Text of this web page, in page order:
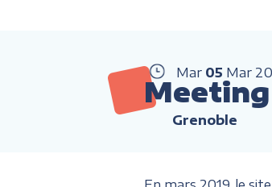
Mar 05 Mar
Meeting
Grenoble